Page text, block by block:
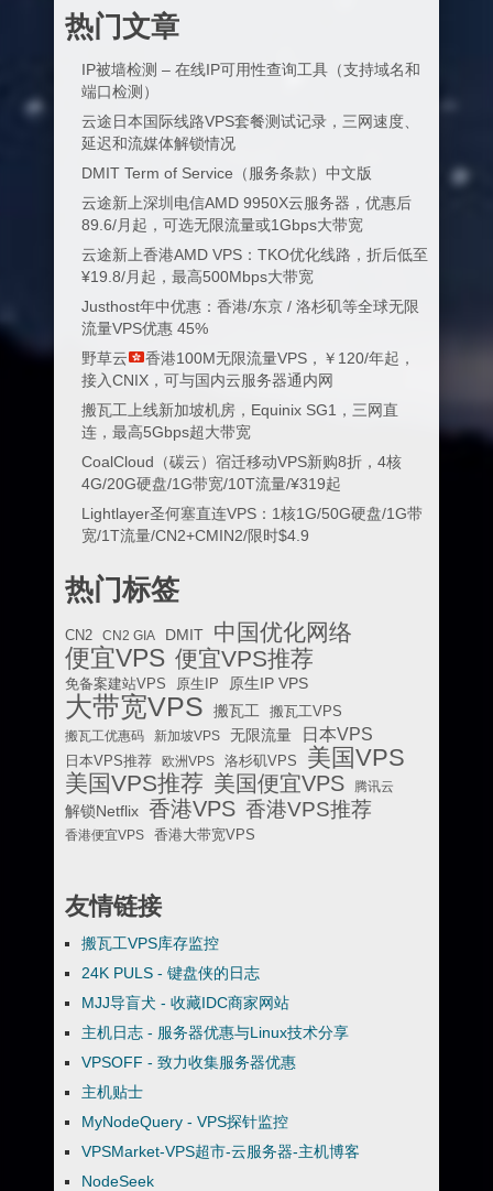
热门文章
IP被墙检测 – 在线IP可用性查询工具（支持域名和
端口检测）
云途日本国际线路VPS套餐测试记录，三网速度、
延迟和流媒体解锁情况
DMIT Term of Service（服务条款）中文版
云途新上深圳电信AMD 9950X云服务器，优惠后
89.6/月起，可选无限流量或1Gbps大带宽
云途新上香港AMD VPS：TKO优化线路，折后低至
¥19.8/月起，最高500Mbps大带宽
Justhost年中优惠：香港/东京 / 洛杉矶等全球无限
流量VPS优惠 45%
野草云
香港100M无限流量VPS，￥120/年起，
接入CNIX，可与国内云服务器通内网
搬瓦工上线新加坡机房，Equinix SG1，三网直
连，最高5Gbps超大带宽
CoalCloud（碳云）宿迁移动VPS新购8折，4核
4G/20G硬盘/1G带宽/10T流量/¥319起
Lightlayer圣何塞直连VPS：1核1G/50G硬盘/1G带
宽/1T流量/CN2+CMIN2/限时$4.9
热门标签
CN2 CN2 GIA DMIT 中国优化网络
便宜VPS 便宜VPS推荐
免备案建站VPS 原生IP 原生IP VPS
大带宽VPS 搬瓦工
搬瓦工VPS
搬瓦工优惠码
新加坡VPS 无限流量 日本VPS
日本VPS推荐 欧洲VPS 洛杉矶VPS 美国VPS
美国VPS推荐 美国便宜VPS 腾讯云
解锁Netflix 香港VPS 香港VPS推荐
香港便宜VPS 香港大带宽VPS
友情链接
搬瓦工VPS库存监控
24K PULS - 键盘侠的日志
MJJ导盲犬 - 收藏IDC商家网站
主机日志 - 服务器优惠与Linux技术分享
VPSOFF - 致力收集服务器优惠
主机贴士
MyNodeQuery - VPS探针监控
VPSMarket-VPS超市-云服务器-主机博客
NodeSeek